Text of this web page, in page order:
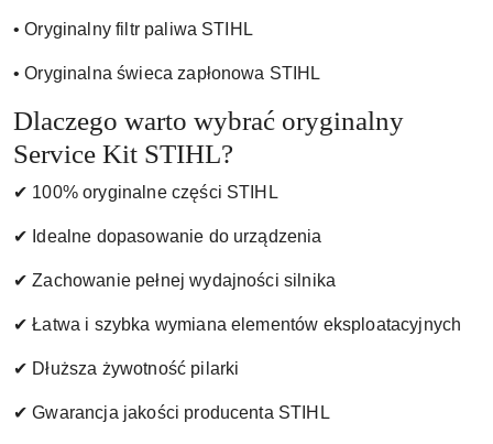
• Oryginalny filtr paliwa STIHL
• Oryginalna świeca zapłonowa STIHL
Dlaczego warto wybrać oryginalny
Service Kit STIHL?
✔ 100% oryginalne części STIHL
✔ Idealne dopasowanie do urządzenia
✔ Zachowanie pełnej wydajności silnika
✔ Łatwa i szybka wymiana elementów eksploatacyjnych
✔ Dłuższa żywotność pilarki
✔ Gwarancja jakości producenta STIHL